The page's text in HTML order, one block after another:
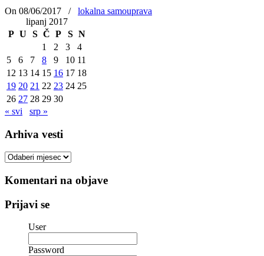
On 08/06/2017
/
lokalna samouprava
lipanj 2017
P U S Č P S N
1
2 3
4
5
6 7 8 9 10 11
12 13 14 15 16 17 18
19 20 21 22 23 24 25
26 27 28 29 30
« svi
srp »
Arhiva vesti
Arhiva
Komentari na objave
Prijavi se
User
Password